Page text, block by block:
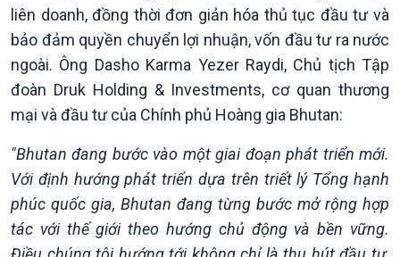
Chuyên gia của bạn
Xã hội chuyển động
Bước chân đến trường
liên doanh, đồng thời đơn giản hóa thủ tục đầu tư và
bảo đảm quyền chuyển lợi nhuận, vốn đầu tư ra nước
ngoài. Ông Dasho Karma Yezer Raydi, Chủ tịch Tập
đoàn Druk Holding & Investments, cơ quan thương
mại và đầu tư của Chính phủ Hoàng gia Bhutan:
"Bhutan đang bước vào một giai đoạn phát triển mới.
Với định hướng phát triển dựa trên triết lý Tổng hạnh
phúc quốc gia, Bhutan đang từng bước mở rộng hợp
tác với thế giới theo hướng chủ động và bền vững.